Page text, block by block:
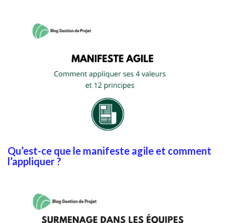
Qu’est-ce que le manifeste agile et comment
l’appliquer ?